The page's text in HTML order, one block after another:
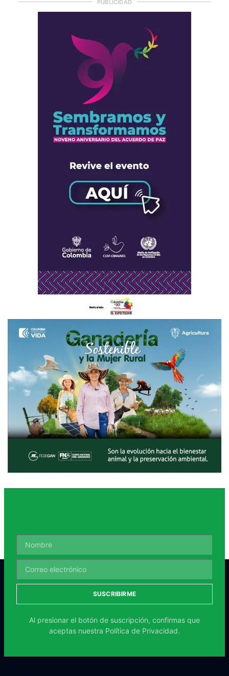
PUBLICIDAD
SUSCRIBIRME
Al presionar el botón de suscripción, confirmas que
aceptas nuestra Política de Privacidad.